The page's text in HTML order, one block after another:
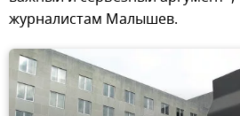
журналистам Малышев.